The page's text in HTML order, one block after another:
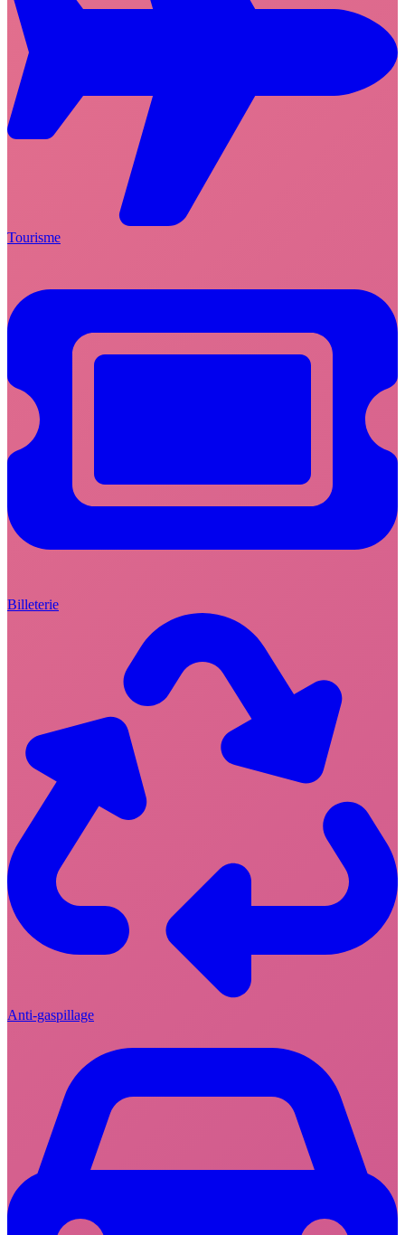
Tourisme
Billeterie
Anti-gaspillage